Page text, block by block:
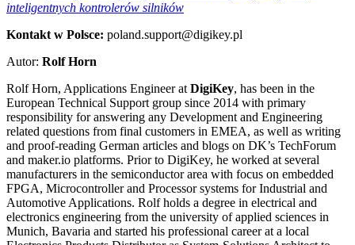
inteligentnych kontrolerów silników
Kontakt w Polsce: poland.support@digikey.pl
Autor: Rolf Horn
Rolf Horn, Applications Engineer at DigiKey, has been in the
European Technical Support group since 2014 with primary
responsibility for answering any Development and Engineering
related questions from final customers in EMEA, as well as writing
and proof-reading German articles and blogs on DK’s TechForum
and maker.io platforms. Prior to DigiKey, he worked at several
manufacturers in the semiconductor area with focus on embedded
FPGA, Microcontroller and Processor systems for Industrial and
Automotive Applications. Rolf holds a degree in electrical and
electronics engineering from the university of applied sciences in
Munich, Bavaria and started his professional career at a local